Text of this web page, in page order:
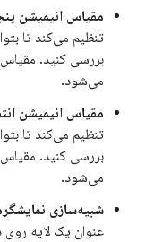
مقیاس انیمیشن
تنظیم می‌کند تا
بررسی کنید.
می‌شود.
مقیاس انیمیشن
تنظیم می‌کند تا
بررسی کنید.
می‌شود.
شبیه‌سازی
عنوان یک لایه روی